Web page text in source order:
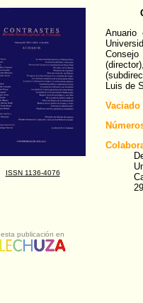
ISSN 1136-4076
Luis de
esta publicación en